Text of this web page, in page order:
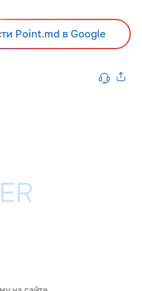
Point.md в Google